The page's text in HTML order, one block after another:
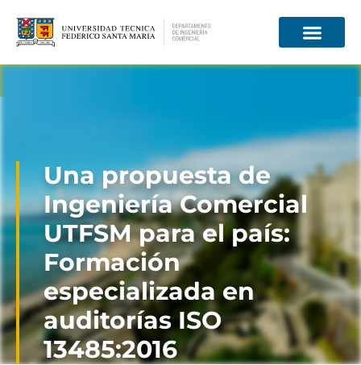
Una propuesta de
Ingeniería Comercial
UTFSM para el país:
Formación
especializada en
auditorías ISO
13485:2016